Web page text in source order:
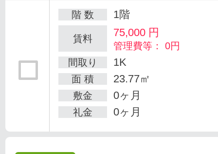
階 数 1階
賃料 75,000 円
管理費等： 0円
間取り
1K
面 積 23.77㎡
敷金 0ヶ月
礼金 0ヶ月